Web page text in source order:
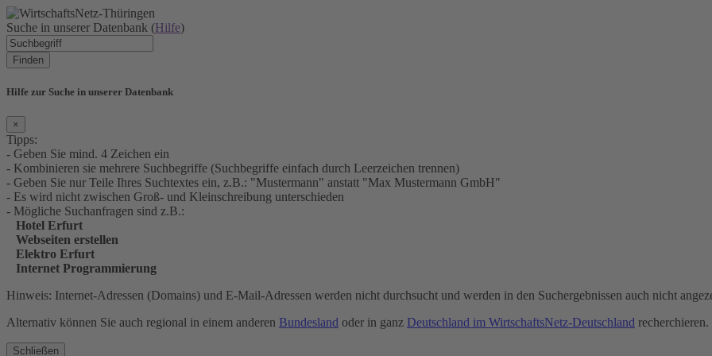
Suche in unserer Datenbank (Hilfe)
Finden
Hilfe zur Suche in unserer Datenbank
×
Tipps:
- Geben Sie mind. 4 Zeichen ein
- Kombinieren sie mehrere Suchbegriffe (Suchbegriffe einfach durch Leerzeichen trennen)
- Geben Sie nur Teile Ihres Suchtextes ein, z.B.: "Mustermann" anstatt "Max Mustermann GmbH"
- Es wird nicht zwischen Groß- und Kleinschreibung unterschieden
- Mögliche Suchanfragen sind z.B.:
Hotel Erfurt
Webseiten erstellen
Elektro Erfurt
Internet Programmierung
Hinweis: Internet-Adressen (Domains) und E-Mail-Adressen werden nicht durchsucht und werden in den Suchergebnissen auch nicht
Alternativ können Sie auch regional in einem anderen Bundesland oder in ganz Deutschland im WirtschaftsNetz-Deutschland recherchieren.
Schließen